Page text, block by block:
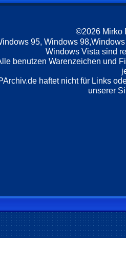
©2026 Mirko
95, Windows
Windows Vista sind
benutzen Warenzeichen und
haftet nicht für Links
unserer